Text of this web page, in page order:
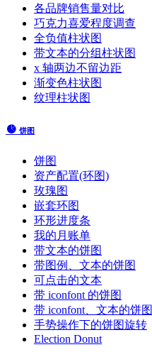
各品牌销售量对比
巧克力喜爱程度调查
全负值柱状图
带文本的分组柱状图
x 轴两边不留边距
渐变色柱状图
纹理柱状图
饼图
饼图
资产配置(环图)
玫瑰图
嵌套环图
环形进度条
我的月账单
带文本的饼图
带图例、文本的饼图
可点击的文本
带 iconfont 的饼图
带 iconfont、文本的饼图
手势操作下的饼图旋转
Election Donut